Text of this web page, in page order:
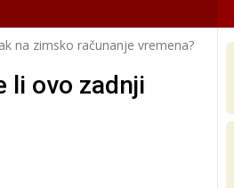
na zimsko računanje vremena?
li ovo zadnji